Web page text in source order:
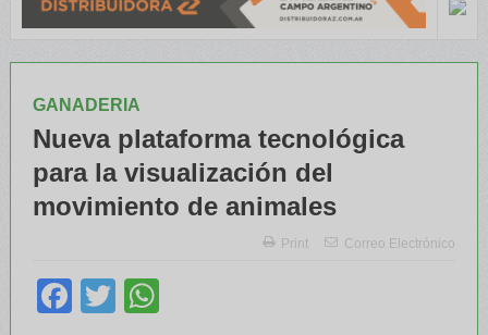
GANADERIA
Nueva plataforma tecnológica
para la visualización del
movimiento de animales
Print Correo Electrónico
Facebook
Twitter